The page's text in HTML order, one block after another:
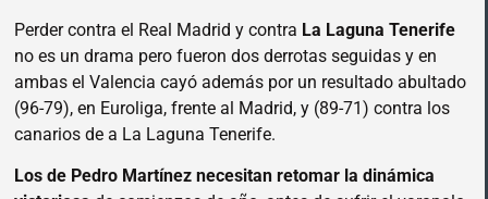
Perder contra el Real Madrid y contra La Laguna Tenerife
no es un drama pero fueron dos derrotas seguidas y en
ambas el Valencia cayó además por un resultado abultado
(96-79), en Euroliga, frente al Madrid, y (89-71) contra los
canarios de a La Laguna Tenerife.
Los de Pedro Martínez necesitan retomar la dinámica